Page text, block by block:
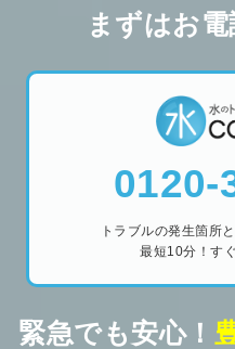
まずはお電
0120-
トラブルの発生箇所
最短10分！す
緊急でも安心！